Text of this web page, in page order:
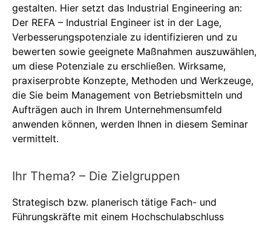
gestalten. Hier setzt das Industrial Engineering an:
Der REFA – Industrial Engineer ist in der Lage,
Verbesserungspotenziale zu identifizieren und zu
bewerten sowie geeignete Maßnahmen auszuwählen,
um diese Potenziale zu erschließen. Wirksame,
praxiserprobte Konzepte, Methoden und Werkzeuge,
die Sie beim Management von Betriebsmitteln und
Aufträgen auch in Ihrem Unternehmensumfeld
anwenden können, werden Ihnen in diesem Seminar
vermittelt.
Ihr Thema? – Die Zielgruppen
Strategisch bzw. planerisch tätige Fach- und
Führungskräfte mit einem Hochschulabschluss